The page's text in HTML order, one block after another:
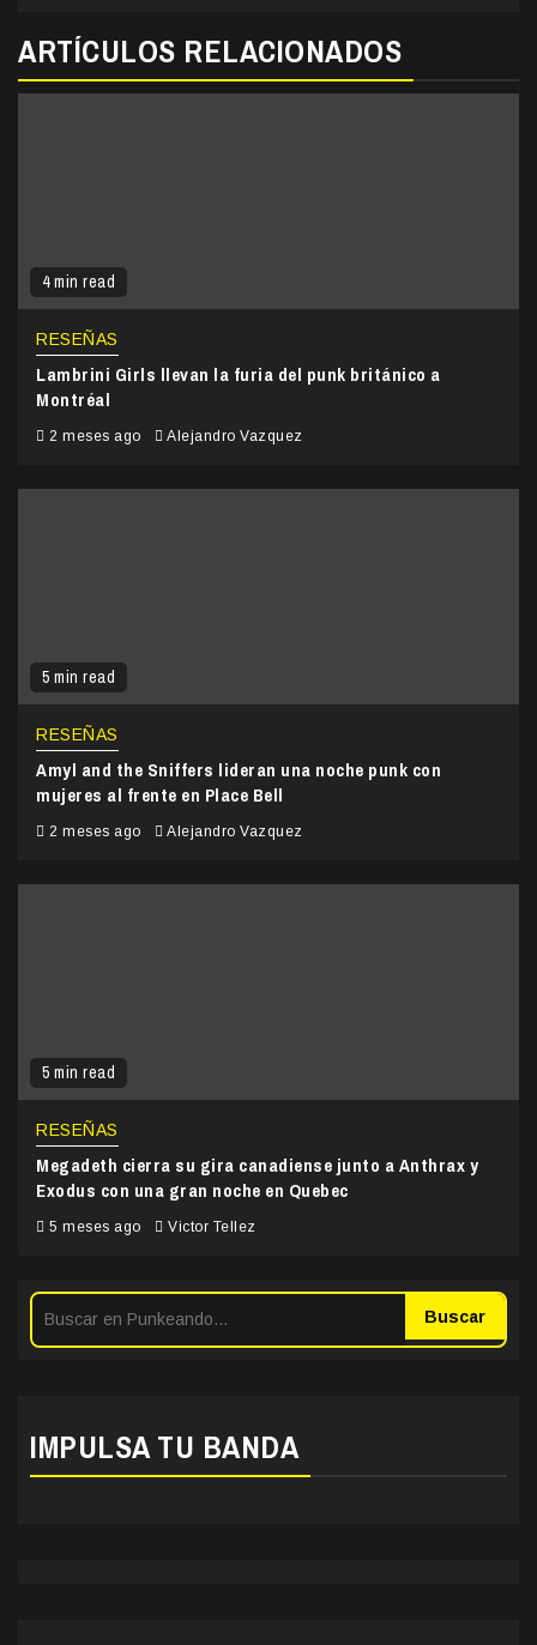
ARTÍCULOS RELACIONADOS
4 min read
RESEÑAS
Lambrini Girls llevan la furia del punk británico a
Montréal
2 meses ago Alejandro Vazquez
5 min read
RESEÑAS
Amyl and the Sniffers lideran una noche punk con
mujeres al frente en Place Bell
2 meses ago Alejandro Vazquez
5 min read
RESEÑAS
Megadeth cierra su gira canadiense junto a Anthrax y
Exodus con una gran noche en Quebec
5 meses ago Victor Tellez
Buscar
IMPULSA TU BANDA